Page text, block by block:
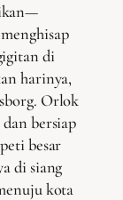
di
harinya,
Orlok
bersiap
besar
di siang
kota